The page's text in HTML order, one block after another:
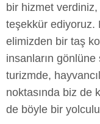
bir hizmet
teşekkür ediyoruz.
elimizden bir taş
insanların
turizmde,
noktasında biz de
de böyle bir